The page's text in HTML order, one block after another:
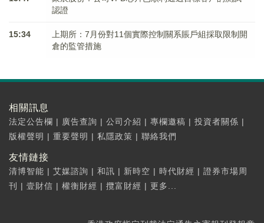
認證
15:34
上期所：7月份對11個實際控制關系賬戶組採取限制開
倉的監管措施
相關訊息
法定公告欄 | 廣告查詢 | 公司介紹 | 專欄邀稿 | 投資者關係 |
版權聲明 | 重要聲明 | 私隱政策 | 聯絡我們
友情鏈接
清博智能 | 艾媒諮詢 | 和訊 | 新時空 | 時代財經 | 證券市場周
刊
| 壹財信 | 權衡財經 | 攬富財經 | 更多...